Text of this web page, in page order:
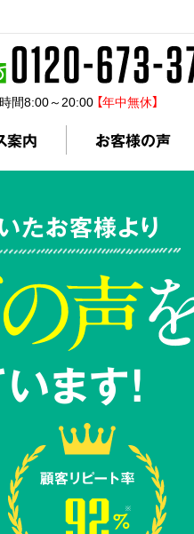
間8:00～20:00 【年中無休】
案内 お客様の声
たお客様より
ます!